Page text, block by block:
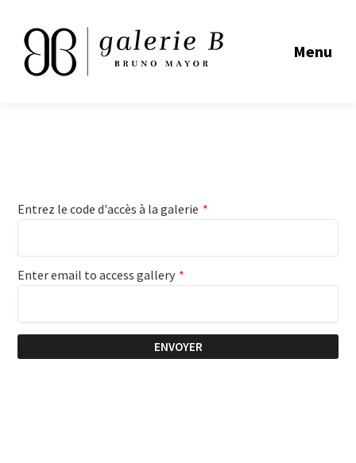
Menu
Entrez le code d'accès à la galerie *
Enter email to access gallery *
ENVOYER